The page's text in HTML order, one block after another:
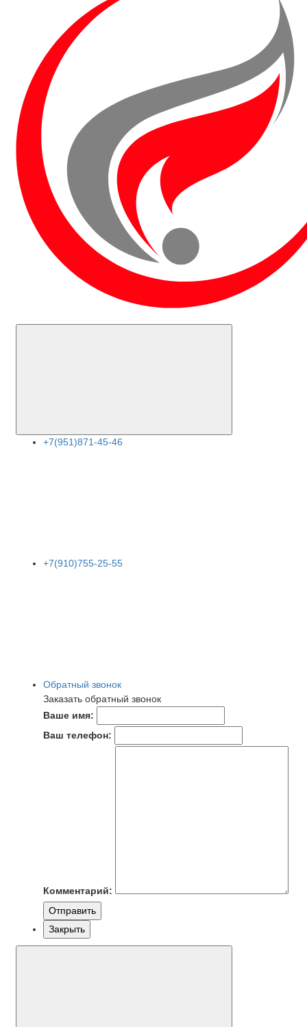
+7(951)871-45-46
+7(910)755-25-55
Обратный звонок
Заказать обратный звонок
Ваше имя:
Ваш телефон:
Комментарий:
Отправить
Закрыть